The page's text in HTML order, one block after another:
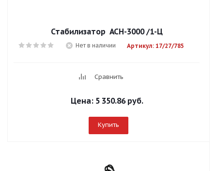
Стабилизатор АСН-3000 /1-Ц
Нет в наличии Артикул: 17/27/785
Сравнить
Цена: 5 350.86 руб.
Купить